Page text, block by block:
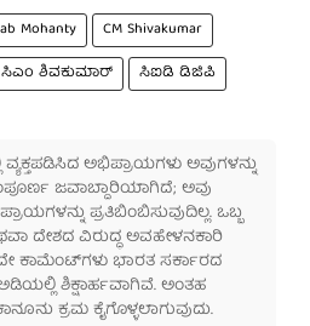
Mohanty
CM Shivakumar
ಸಿಎಂ ಶಿವಕುಮಾರ್ ಸಿಐಡಿ ಡಿಜಿಪಿ
ಅಭಿಪ್ರಾಯಗಳು ಅವುಗಳನ್ನು
ಜವಾಬ್ದಾರಿಯಾಗಿದೆ; ಅವು
ಪ್ರತಿಬಿಂಬಿಸುವುದಿಲ್ಲ. ಒಬ್ಬ
ದೇಶದ ವಿರುದ್ಧ ಅವಹೇಳನಕಾರಿ
ಕಾಮೆಂಟ್‌ಗಳು ಭಾರತ ಸರ್ಕಾರದ
ಶಿಕ್ಷಾರ್ಹವಾಗಿವೆ. ಅಂತಹ
ಕ್ರಮ ಕೈಗೊಳ್ಳಲಾಗುವುದು.